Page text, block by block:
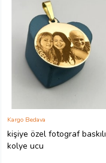
kişiye özel fotograf baskılı
kolye ucu
Kargo Bedava